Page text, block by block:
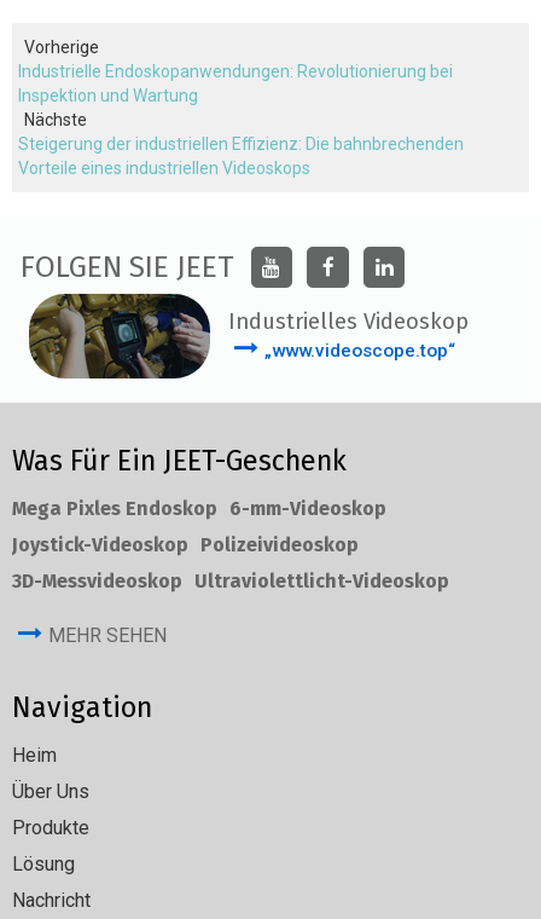
Vorherige
Industrielle Endoskopanwendungen: Revolutionierung bei
Inspektion und Wartung
Nächste
Steigerung der industriellen Effizienz: Die bahnbrechenden
Vorteile eines industriellen Videoskops
FOLGEN SIE JEET
Industrielles Videoskop
„www.videoscope.top“
Was Für Ein JEET-Geschenk
Mega Pixles Endoskop
6-mm-Videoskop
Joystick-Videoskop
Polizeivideoskop
3D-Messvideoskop
Ultraviolettlicht-Videoskop
MEHR SEHEN
Navigation
Heim
Über Uns
Produkte
Lösung
Nachricht